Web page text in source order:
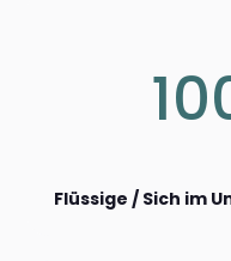
Flüssige / Sich im